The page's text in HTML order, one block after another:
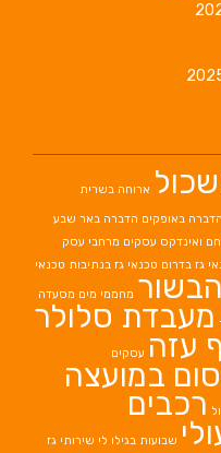
ארוחה בשרית
הדברה באופקים הדברה באר שבע
ואינדקס עסקים מרחבי עסק
גז בדרום טכנאי גז בנתיבות טכנאי
מחממי מים מסעדה
מעבדת סלולר
עזה עסקים
במועצה
רכבים
שבועות בגילו לי שירותי גז